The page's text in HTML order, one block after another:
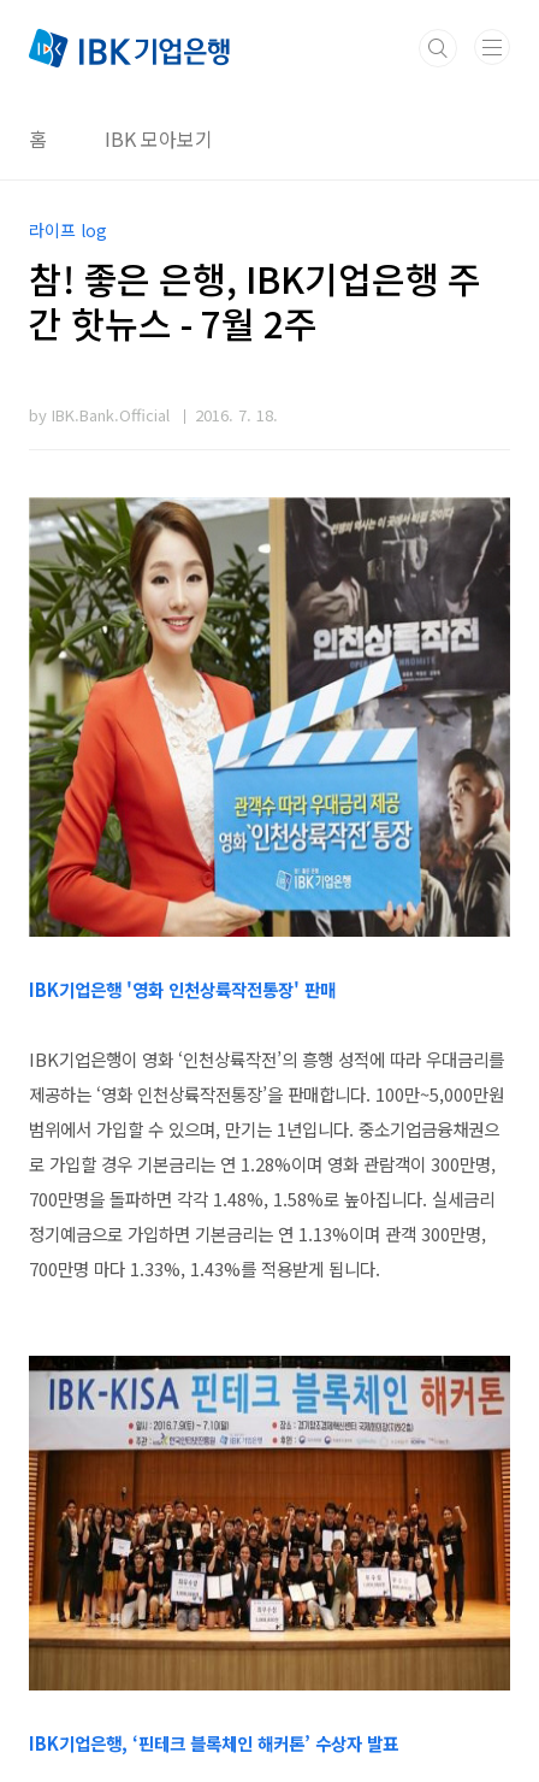
홈 IBK 모아보기
라이프 log
참! 좋은 은행, IBK기업은행 주
간 핫뉴스 - 7월 2주
by IBK.Bank.Official 2016. 7. 18.
IBK기업은행 '영화 인천상륙작전통장' 판매
IBK기업은행이 영화 ‘인천상륙작전’의 흥행 성적에 따라 우대금리를
제공하는 ‘영화 인천상륙작전통장’을 판매합니다. 100만~5,000만원
범위에서 가입할 수 있으며, 만기는 1년입니다. 중소기업금융채권으
로 가입할 경우 기본금리는 연 1.28%이며 영화 관람객이 300만명,
700만명을 돌파하면 각각 1.48%, 1.58%로 높아집니다. 실세금리
정기예금으로 가입하면 기본금리는 연 1.13%이며 관객 300만명,
700만명 마다 1.33%, 1.43%를 적용받게 됩니다.
IBK기업은행, ‘핀테크 블록체인 해커톤’ 수상자 발표